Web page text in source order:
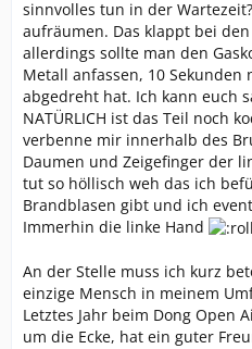
sinnvolles tun in der
aufräumen. Das klappt bei
allerdings sollte man den
Metall anfassen, 10 Sekunden
abgedreht hat. Ich kann euch
NATÜRLICH ist das Teil noch
verbenne mir innerhalb des
Daumen und Zeigefinger der
tut so höllisch weh das ich
Brandblasen gibt und ich
Immerhin die linke Hand
An der Stelle muss ich kurz
einzige Mensch in meinem
Letztes Jahr beim Dong Open
um die Ecke, hat ein guter